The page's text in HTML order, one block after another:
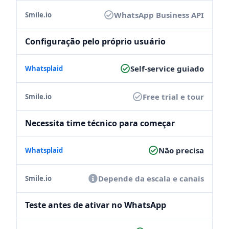
WhatsApp Business API
Configuração pelo próprio usuário
Self-service guiado
Free trial e tour
Necessita time técnico para começar
Não precisa
Depende da escala e canais
Teste antes de ativar no WhatsApp